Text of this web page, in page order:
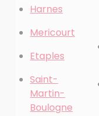
Harnes
Mericourt
Etaples
Saint-
Martin-
Boulogne